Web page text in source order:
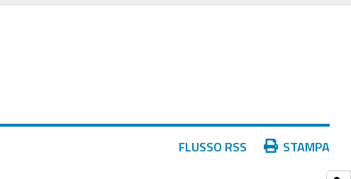
Azioni
FLUSSO RSS STAMPA